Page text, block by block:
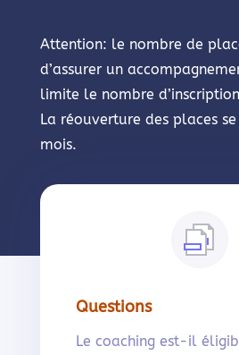
Attention: le nombre de
d’assurer un
limite le nombre
La réouverture des places
mois.
Questions
Le coaching est-il